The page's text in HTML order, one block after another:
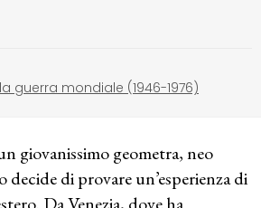
guerra mondiale (1946-1976)
giovanissimo geometra, neo
di provare un’esperienza di